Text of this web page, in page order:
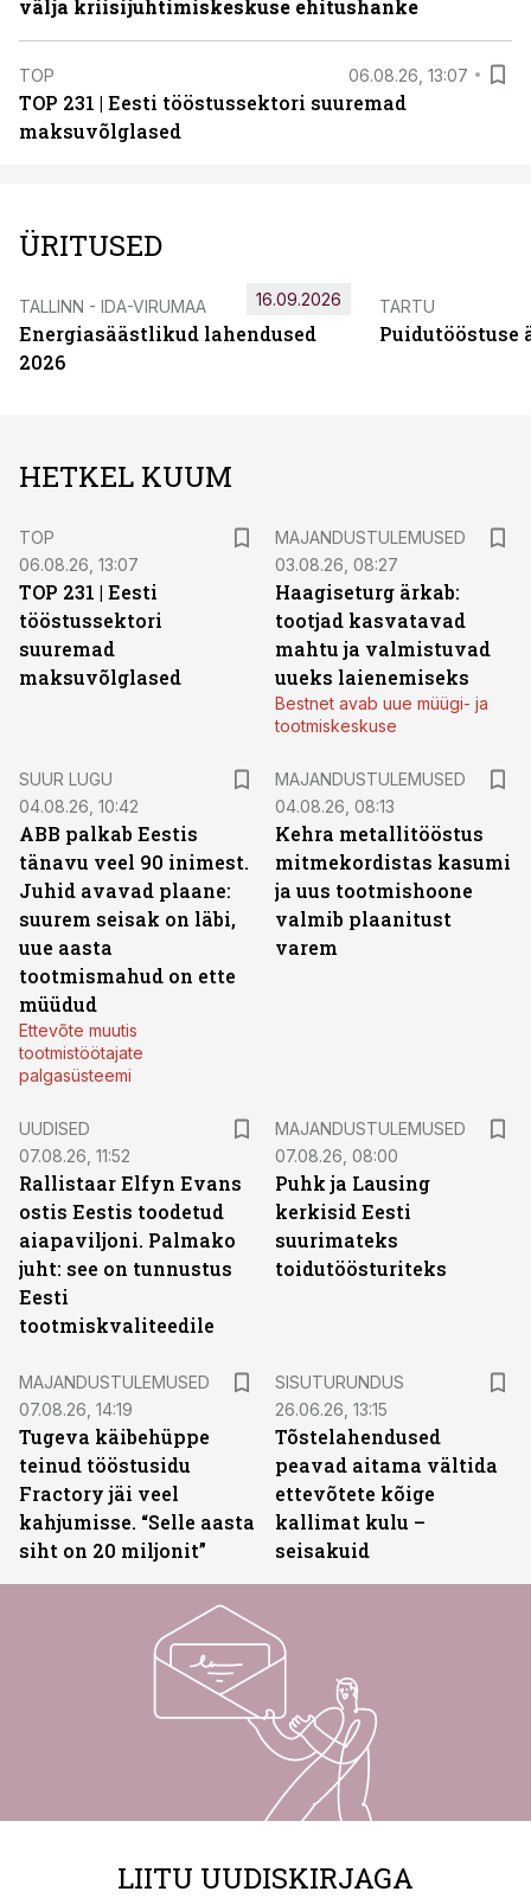
välja kriisijuhtimiskeskuse ehitushanke
TOP 06.08.26, 13:07
TOP 231 | Eesti tööstussektori suuremad
maksuvõlglased
ÜRITUSED
TALLINN - IDA-VIRUMAA
Energiasäästlikud lahendused
2026
16.09.2026 TARTU
Puidutööstuse
HETKEL KUUM
TOP
06.08.26, 13:07
TOP 231 | Eesti
tööstussektori
suuremad
maksuvõlglased
MAJANDUSTULEMUSED
03.08.26, 08:27
Haagiseturg ärkab:
tootjad kasvatavad
mahtu ja valmistuvad
uueks laienemiseks
Bestnet avab uue müügi- ja
tootmiskeskuse
SUUR LUGU
04.08.26, 10:42
ABB palkab Eestis
tänavu veel 90 inimest.
Juhid avavad plaane:
suurem seisak on läbi,
uue aasta
tootmismahud on ette
müüdud
Ettevõte muutis
tootmistöötajate
palgasüsteemi
MAJANDUSTULEMUSED
04.08.26, 08:13
Kehra metallitööstus
mitmekordistas kasumi
ja uus tootmishoone
valmib plaanitust
varem
UUDISED
07.08.26, 11:52
Rallistaar Elfyn Evans
ostis Eestis toodetud
aiapaviljoni. Palmako
juht: see on tunnustus
Eesti
tootmiskvaliteedile
MAJANDUSTULEMUSED
07.08.26, 08:00
Puhk ja Lausing
kerkisid Eesti
suurimateks
toidutöösturiteks
MAJANDUSTULEMUSED
07.08.26, 14:19
Tugeva käibehüppe
teinud tööstusidu
Fractory jäi veel
kahjumisse. “Selle aasta
siht on 20 miljonit”
SISUTURUNDUS
26.06.26, 13:15
Tõstelahendused
peavad aitama vältida
ettevõtete kõige
kallimat kulu –
seisakuid
LIITU UUDISKIRJAGA